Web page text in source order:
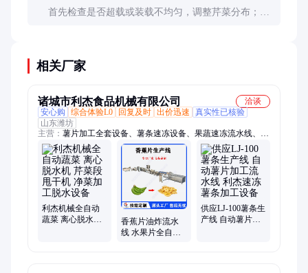
首先检查是否超载或装载不均匀，调整芹菜分布；其
相关厂家
诸城市利杰食品机械有限公司
洽谈
安心购
综合体验L0 回复及时 出价迅速
真实性已核验
山东潍坊
主营： 薯片加工全套设备、薯条速冻设备、果蔬速冻流水线、烘
干机、土豆片烘干流水线、油炸锅、洗筐机、薯片油炸设备、毛
刷清洗去皮机、清洗风干流水线、油炸机、热风旋转烘烤炉、薯
塔加工流水线、薯丝加工设备、果蔬清洗设备、油炸设备、香蕉
片加工全套设备、速冻薯条设备、仿人工削皮机、油炸流水线设
备、切菜机、喷淋洗筐机、料车清洗机、薯片薯条加工全套设
备、薯片加工流水线
利杰机械全自动
蔬菜 离心脱水机
香蕉片油炸流水
线 水果片全自动
供应LJ-100薯条生
产线 自动薯片加